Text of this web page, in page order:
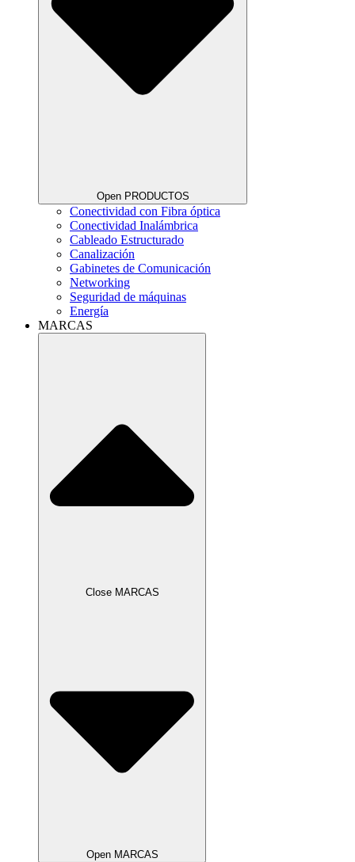
Open PRODUCTOS
Conectividad con Fibra óptica
Conectividad Inalámbrica
Cableado Estructurado
Canalización
Gabinetes de Comunicación
Networking
Seguridad de máquinas
Energía
MARCAS
Close MARCAS
Open MARCAS